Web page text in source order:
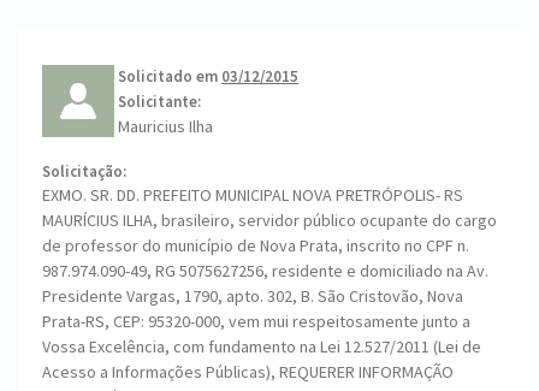
Solicitado em 03/12/2015
Solicitante:
Mauricius Ilha
Solicitação:
EXMO. SR. DD. PREFEITO MUNICIPAL NOVA PRETRÓPOLIS- RS
MAURÍCIUS ILHA, brasileiro, servidor público ocupante do cargo
de professor do município de Nova Prata, inscrito no CPF n.
987.974.090-49, RG 5075627256, residente e domiciliado na Av.
Presidente Vargas, 1790, apto. 302, B. São Cristovão, Nova
Prata-RS, CEP: 95320-000, vem mui respeitosamente junto a
Vossa Excelência, com fundamento na Lei 12.527/2011 (Lei de
Acesso a Informações Públicas), REQUERER INFORMAÇÃO